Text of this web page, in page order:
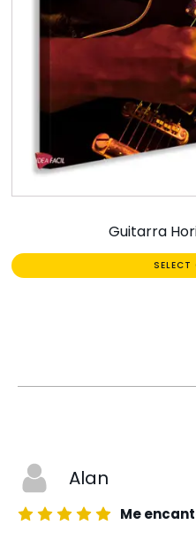
Guitarra
Alan
Me